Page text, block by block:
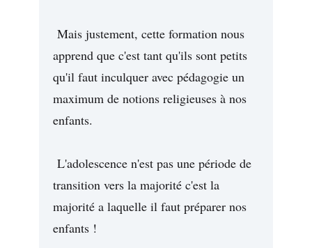
Mais justement, cette formation nous
apprend que c'est tant qu'ils sont petits
qu'il faut inculquer avec pédagogie un
maximum de notions religieuses à nos
enfants.
L'adolescence n'est pas une période de
transition vers la majorité c'est la
majorité a laquelle il faut préparer nos
enfants !